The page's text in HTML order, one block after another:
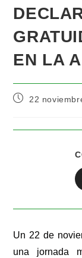
EN LA
22
Un 22 de
una jornada